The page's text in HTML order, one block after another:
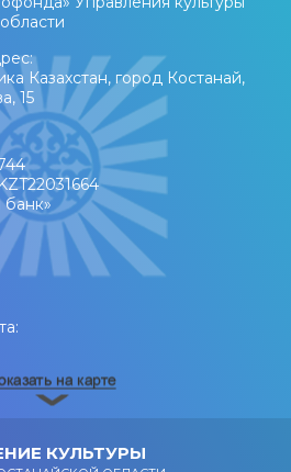
Казахстан, город Костанай,
15
банк»
КУЛЬТУРЫ